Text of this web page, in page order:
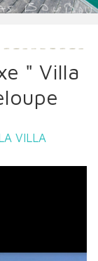
" Villa
VILLA